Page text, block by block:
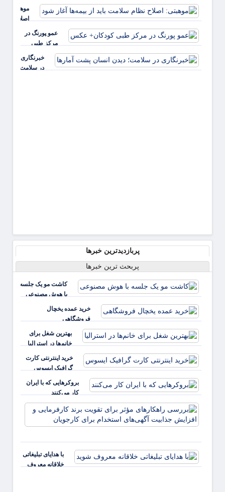
فشارخون
بالا مرتبط
موهبتی:
اصلاح
سلامت
بیمه‌ها
آغاز شود
عمو پورنگ در
مرکز طبی
کودکان+ عکس
خبرنگاری
در سلامت؛
پربازدیدترین خبرها
پربحث ترین خبرها
کاشت مو یک جلسه
با هوش مصنوعی
خرید عمده یخچال
فروشگاهی
بهترین شغل برای
خانم‌ها در استرالیا
خرید اینترنتی کارت
گرافیک ایسوس
بروکرهایی‌ که با ایران
کار می‌کنند
با هدایای تبلیغاتی
خلاقانه معروف